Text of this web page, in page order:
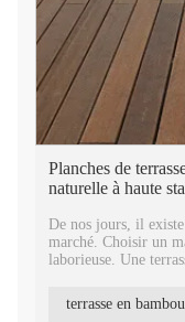
Planches de
naturelle à haute
De nos jours, il
marché. Choisir un
laborieuse. Une
terrasse
est en effet une
terrasse en